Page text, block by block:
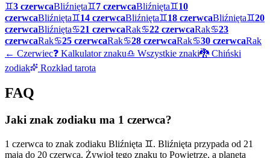
♊3 czerwcaBliźnięta♊7 czerwcaBliźnięta♊10
czerwcaBliźnięta♊14 czerwcaBliźnięta♊18 czerwcaBliźnięta♊20
czerwcaBliźnięta♋21 czerwcaRak♋22 czerwcaRak♋23
czerwcaRak♋25 czerwcaRak♋28 czerwcaRak♋30 czerwcaRak
← Czerwiec❓ Kalkulator znaku♎ Wszystkie znaki🐉 Chiński
zodiak
Rozkład tarota
FAQ
Jaki znak zodiaku ma 1 czerwca?
1 czerwca to znak zodiaku Bliźnięta ♊. Bliźnięta przypada od 21
maja do 20 czerwca. Żywioł tego znaku to Powietrze, a planetą